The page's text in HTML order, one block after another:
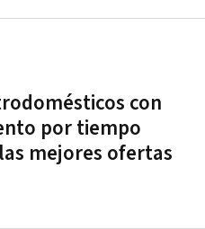
con
por tiempo
mejores ofertas